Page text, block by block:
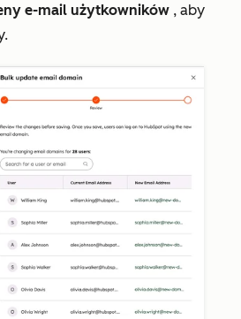
e-mail użytkowników , aby